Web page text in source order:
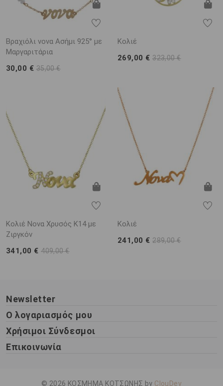
Βραχιόλι νονα Ασήμι 925° με
Μαργαριτάρια
30,00 € 35,00 €
Κολιέ
269,00 €323,00 €
Κολιέ Νονα Χρυσός Κ14 με
Ζιργκόν
341,00 €409,00 €
Κολιέ
241,00 €289,00 €
Newsletter
Ο λογαριασμός μου
Χρήσιμοι Σύνδεσμοι
Επικοινωνία
© 2026 ΚΟΣΜΗΜΑ ΚΟΤΣΩΝΗΣ by ClouDev